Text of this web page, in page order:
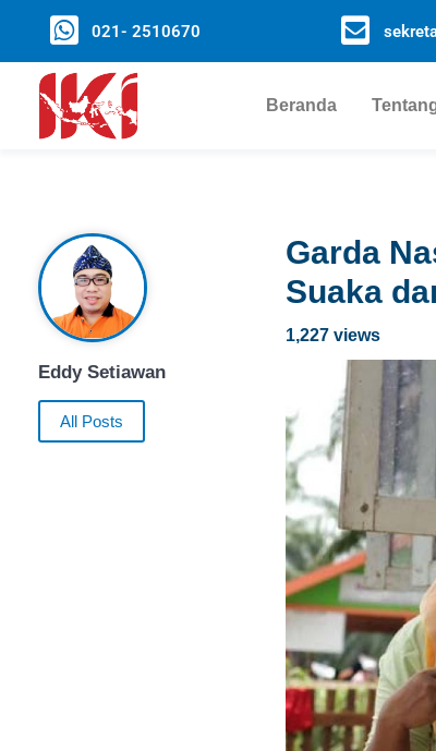
021- 2510670
Beranda
Eddy Setiawan
All Posts
Garda
Suaka
1,227 views